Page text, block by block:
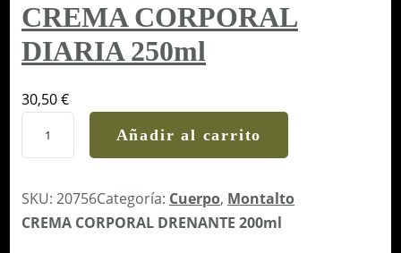
CREMA CORPORAL
DIARIA 250ml
30,50€
M
A
Añadir al carrito
SKU: 20756Categoría: Cuerpo, Montalto
CREMA CORPORAL DRENANTE 200ml